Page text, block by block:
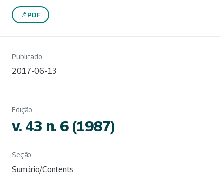
PDF
Publicado
2017-06-13
Edição
v. 43 n. 6 (1987)
Seção
Sumário/Contents